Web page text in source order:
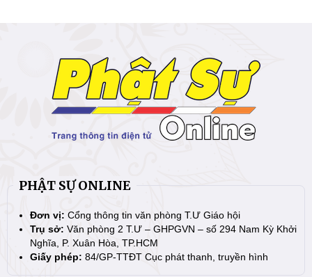
PHẬT SỰ ONLINE
Đơn vị: Cổng thông tin văn phòng T.Ư Giáo hội
Trụ sở: Văn phòng 2 T.Ư – GHPGVN – số 294 Nam Kỳ Khởi
Nghĩa, P. Xuân Hòa, TP.HCM
Giấy phép: 84/GP-TTĐT Cục phát thanh, truyền hình